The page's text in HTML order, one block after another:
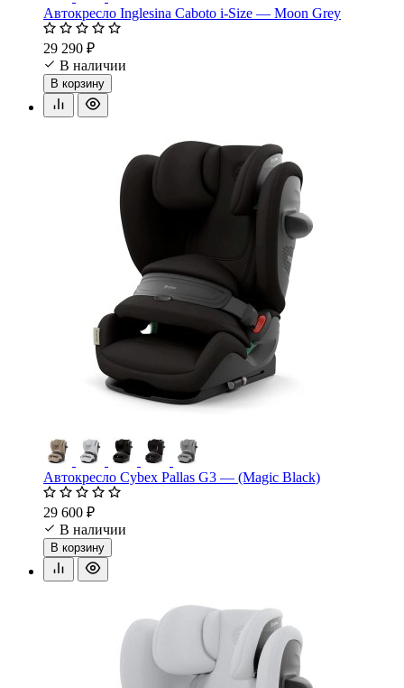
Автокресло Inglesina Caboto i-Size — Moon Grey
29 290 ₽
В наличии
В корзину
Автокресло Cybex Pallas G3 — (Magic Black)
29 600 ₽
В наличии
В корзину